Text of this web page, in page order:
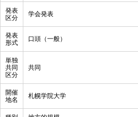
発表
区分
学会発表
発表
形式
口頭（一般）
単独
共同
区分
共同
開催
地名
札幌学院大学